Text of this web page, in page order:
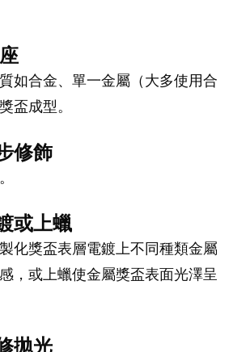
如合金、單一金屬（大多使用合
盃成型。
修飾
或上蠟
化獎盃表層電鍍上不同種類金屬
，或上蠟使金屬獎盃表面光澤呈
拋光